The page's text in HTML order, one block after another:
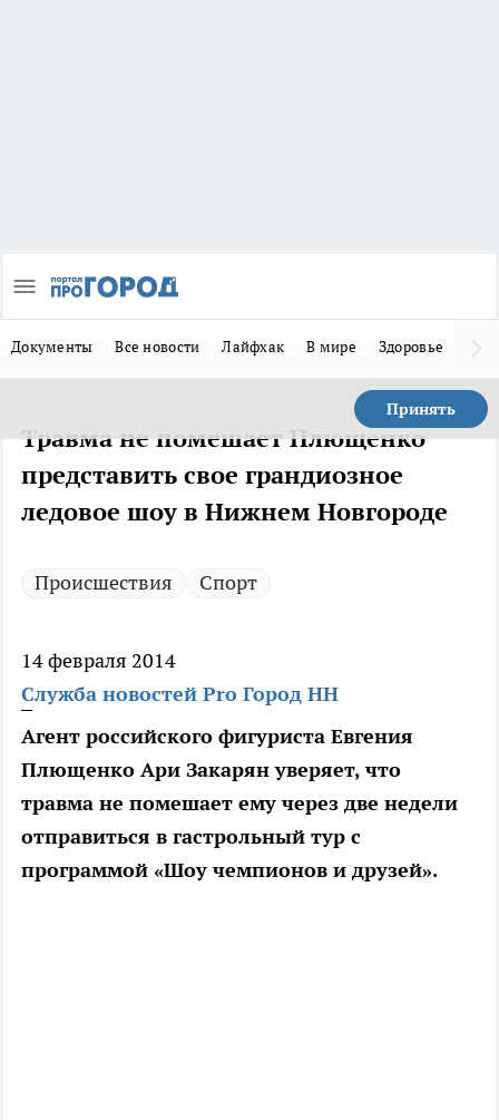
Документы Все новости Лайфхак В мире Здоровье
Принять
Травма не помешает Плющенко
представить свое грандиозное
ледовое шоу в Нижнем Новгороде
Происшествия Спорт
14 февраля 2014
Служба новостей Pro Город НН
Агент российского фигуриста Евгения
Плющенко Ари Закарян уверяет, что
травма не помешает ему через две недели
отправиться в гастрольный тур с
программой «Шоу чемпионов и друзей».